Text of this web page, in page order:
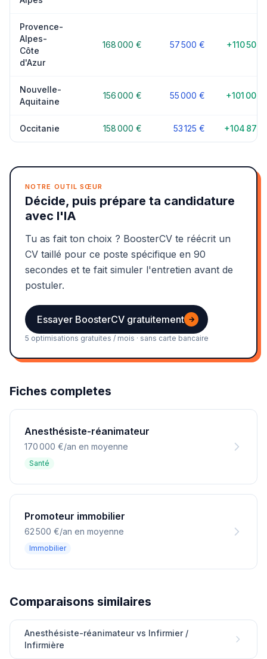
Provence-
Alpes-
Côte
d'Azur
168 000 € 57 500 € +110 500
Nouvelle-
Aquitaine
156 000 € 55 000 € +101 000
Occitanie 158 000 € 53 125 € +104 875
NOTRE OUTIL SŒUR
Décide, puis prépare ta candidature
avec l'IA
Tu as fait ton choix ? BoosterCV te réécrit un
CV taillé pour ce poste spécifique en 90
secondes et te fait simuler l'entretien avant de
postuler.
Essayer BoosterCV gratuitement →
5 optimisations gratuites / mois · sans carte bancaire
Fiches completes
Anesthésiste-réanimateur
170 000 €/an en moyenne
Santé
Promoteur immobilier
62 500 €/an en moyenne
Immobilier
Comparaisons similaires
Anesthésiste-réanimateur vs Infirmier /
Infirmière